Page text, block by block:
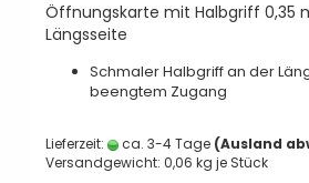
Öffnungskarte mit Halbgriff 0,35
Längsseite
Schmaler Halbgriff an der
beengtem Zugang
Lieferzeit: ca. 3-4 Tage (Ausland
Versandgewicht:0,06 kg je Stück